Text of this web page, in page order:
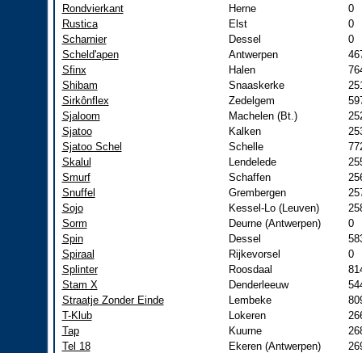
Rondvierkant
Herne
0
Rustica
Elst
0
Scharnier
Dessel
0
Scheld'apen
Antwerpen
Sfinx
Halen
Shibam
Snaaskerke
Sirkônflex
Zedelgem
Sjaloom
Machelen (Bt.)
Sjatoo
Kalken
Sjatoo Schel
Schelle
Skalul
Lendelede
Smurf
Schaffen
Snuffel
Grembergen
Sojo
Kessel-Lo (Leuven)
Sorm
Deurne (Antwerpen)
0
Spin
Dessel
Spiraal
Rijkevorsel
0
Splinter
Roosdaal
Stam X
Denderleeuw
Straatje Zonder Einde
Lembeke
T-Klub
Lokeren
Tap
Kuurne
Tel 18
Ekeren (Antwerpen)